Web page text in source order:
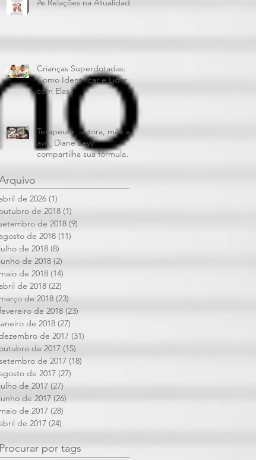
As Relações na Atualidade
Crianças Superdotadas:
Como Identificar e Lidar
com Elas
Terapeuta, autora, mãe e
avó, Diane Levy
compartilha sua fórmula
abril de 2026 (1)
de 2018 (1)
de 2018 (9)
agosto de 2018 (11)
julho de 2018 (8)
junho de 2018 (2)
maio de 2018 (14)
abril de 2018 (22)
março de 2018 (23)
de 2018 (23)
janeiro de 2018 (27)
dezembro de 2017 (31)
de 2017 (15)
de 2017 (18)
agosto de 2017 (27)
julho de 2017 (27)
junho de 2017 (26)
maio de 2017 (28)
abril de 2017 (24)
Procurar por tags